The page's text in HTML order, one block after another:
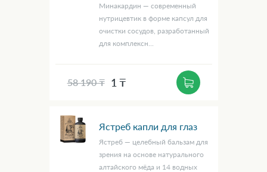
Минакардин — современный
нутрицевтик в форме капсул для
очистки сосудов, разработанный
для комплексн...
58 190 ₸ 1 ₸
Ястреб капли для глаз
Ястреб — целебный бальзам для
зрения на основе натурального
алтайского мёда и 14 водных